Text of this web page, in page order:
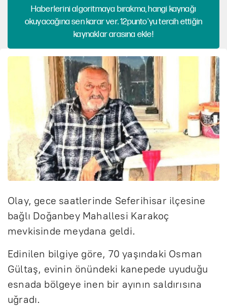
Haberlerini algoritmaya bırakma, hangi kaynağı
okuyacağına sen karar ver. 12punto'yu tercih ettiğin
kaynaklar arasına ekle!
Olay, gece saatlerinde Seferihisar ilçesine
bağlı Doğanbey Mahallesi Karakoç
mevkisinde meydana geldi.
Edinilen bilgiye göre, 70 yaşındaki Osman
Gültaş, evinin önündeki kanepede uyuduğu
esnada bölgeye inen bir ayının saldırısına
uğradı.